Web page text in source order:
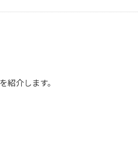
介します。